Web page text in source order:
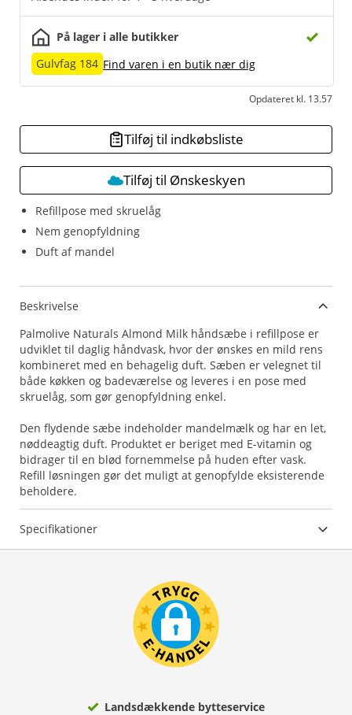
Refillpose med skruelåg
Nem genopfyldning
Duft af mandel
På lager i alle butikker
Gulvfag 184 Find varen i en butik nær dig
Opdateret kl. 13.57
Tilføj til indkøbsliste
Tilføj til Ønskeskyen
Beskrivelse
Palmolive Naturals Almond Milk håndsæbe i refillpose er
udviklet til daglig håndvask, hvor der ønskes en mild rens
kombineret med en behagelig duft. Sæben er velegnet til
både køkken og badeværelse og leveres i en pose med
skruelåg, som gør genopfyldning enkel.
Den flydende sæbe indeholder mandelmælk og har en let,
nøddeagtig duft. Produktet er beriget med E-vitamin og
bidrager til en blød fornemmelse på huden efter vask.
Refill løsningen gør det muligt at genopfylde eksisterende
beholdere.
Specifikationer
Landsdækkende bytteservice